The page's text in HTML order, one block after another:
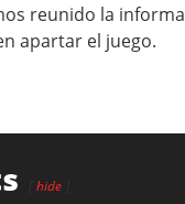
reunido la
apartar el juego.
hide